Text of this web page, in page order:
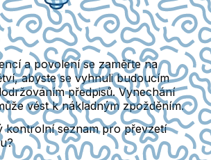
a povolení se zaměřte na
abyste se vyhnuli budoucím
předpisů. Vynechání
vést k nákladným zpožděním.
kontrolní seznam pro převzetí